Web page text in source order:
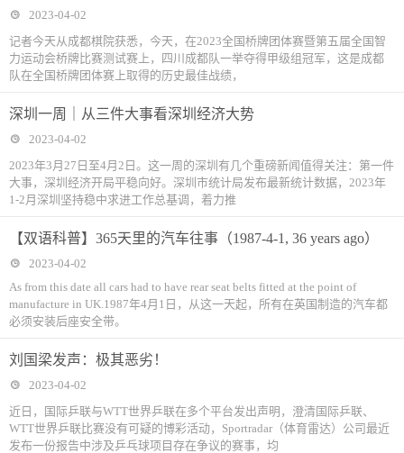
2023-04-02
记者今天从成都棋院获悉，今天，在2023全国桥牌团体赛暨第五届全国智
力运动会桥牌比赛测试赛上，四川成都队一举夺得甲级组冠军，这是成都
队在全国桥牌团体赛上取得的历史最佳战绩，
深圳一周｜从三件大事看深圳经济大势
2023-04-02
2023年3月27日至4月2日。这一周的深圳有几个重磅新闻值得关注：第一件
大事，深圳经济开局平稳向好。深圳市统计局发布最新统计数据，2023年
1-2月深圳坚持稳中求进工作总基调，着力推
【双语科普】365天里的汽车往事（1987-4-1, 36 years ago）
2023-04-02
As from this date all cars had to have rear seat belts fitted at the point of
manufacture in UK.1987年4月1日，从这一天起，所有在英国制造的汽车都
必须安装后座安全带。
刘国梁发声：极其恶劣！
2023-04-02
近日，国际乒联与WTT世界乒联在多个平台发出声明，澄清国际乒联、
WTT世界乒联比赛没有可疑的博彩活动，Sportradar（体育雷达）公司最近
发布一份报告中涉及乒乓球项目存在争议的赛事，均